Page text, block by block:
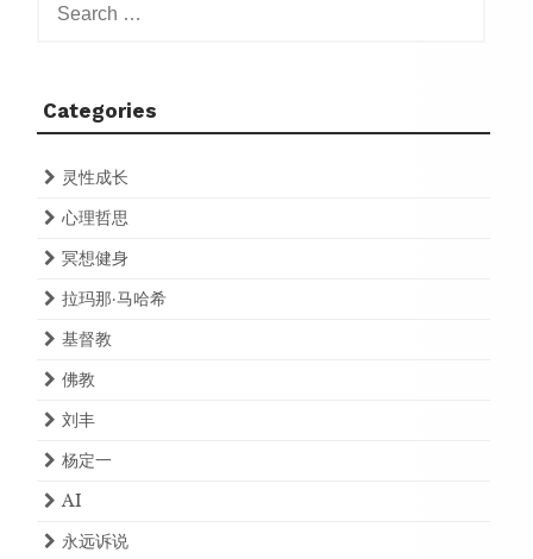
for:
Categories
灵性成长
心理哲思
冥想健身
拉玛那·马哈希
基督教
佛教
刘丰
杨定一
AI
永远诉说